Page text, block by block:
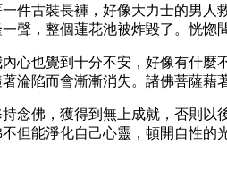
件古裝長褲，好像大力士的男
聲，整個蓮花池被炸毀了。恍惚
心也覺到十分不安，好像有什
淪陷而會漸漸消失。諸佛菩薩
念佛，獲得到無上成就，否則
但能淨化自己心靈，頓開自性的